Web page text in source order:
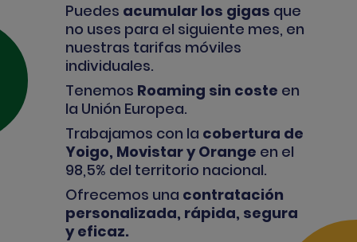
Puedes acumular los gigas que
no uses para el siguiente mes, en
nuestras tarifas móviles
individuales.
Tenemos Roaming sin coste en
la Unión Europea.
Trabajamos con la cobertura de
Yoigo, Movistar y Orange en el
98,5% del territorio nacional.
Ofrecemos una contratación
personalizada, rápida, segura
y eficaz.